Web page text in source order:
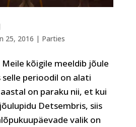
25, 2016 | Parties
Meile kõigile meeldib jõule
perioodil on alati
on paraku nii, et kui
Detsembris, siis
valik on